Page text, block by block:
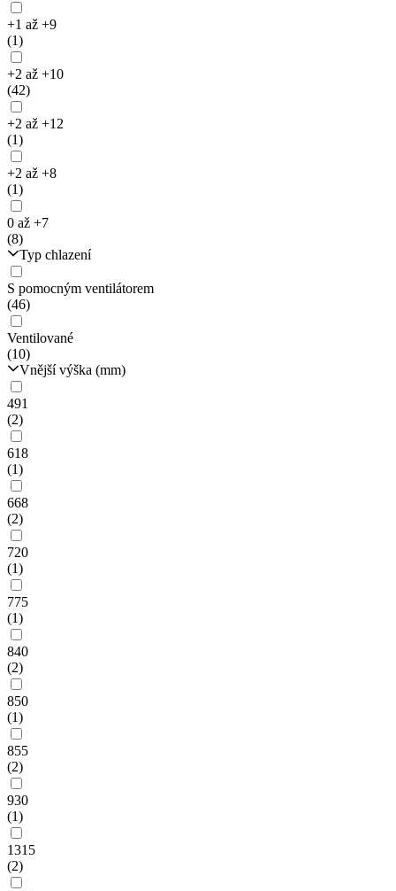
+1 až +9
(1)
+2 až +10
(42)
+2 až +12
(1)
+2 až +8
(1)
0 až +7
(8)
Typ chlazení
S pomocným ventilátorem
(46)
Ventilované
(10)
Vnější výška (mm)
491
(2)
618
(1)
668
(2)
720
(1)
775
(1)
840
(2)
850
(1)
855
(2)
930
(1)
1315
(2)